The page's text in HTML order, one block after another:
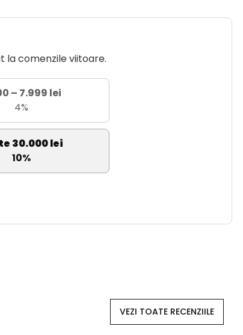
la comenzile viitoare.
– 7.999 lei
4%
30.000 lei
10%
VEZI TOATE RECENZIILE